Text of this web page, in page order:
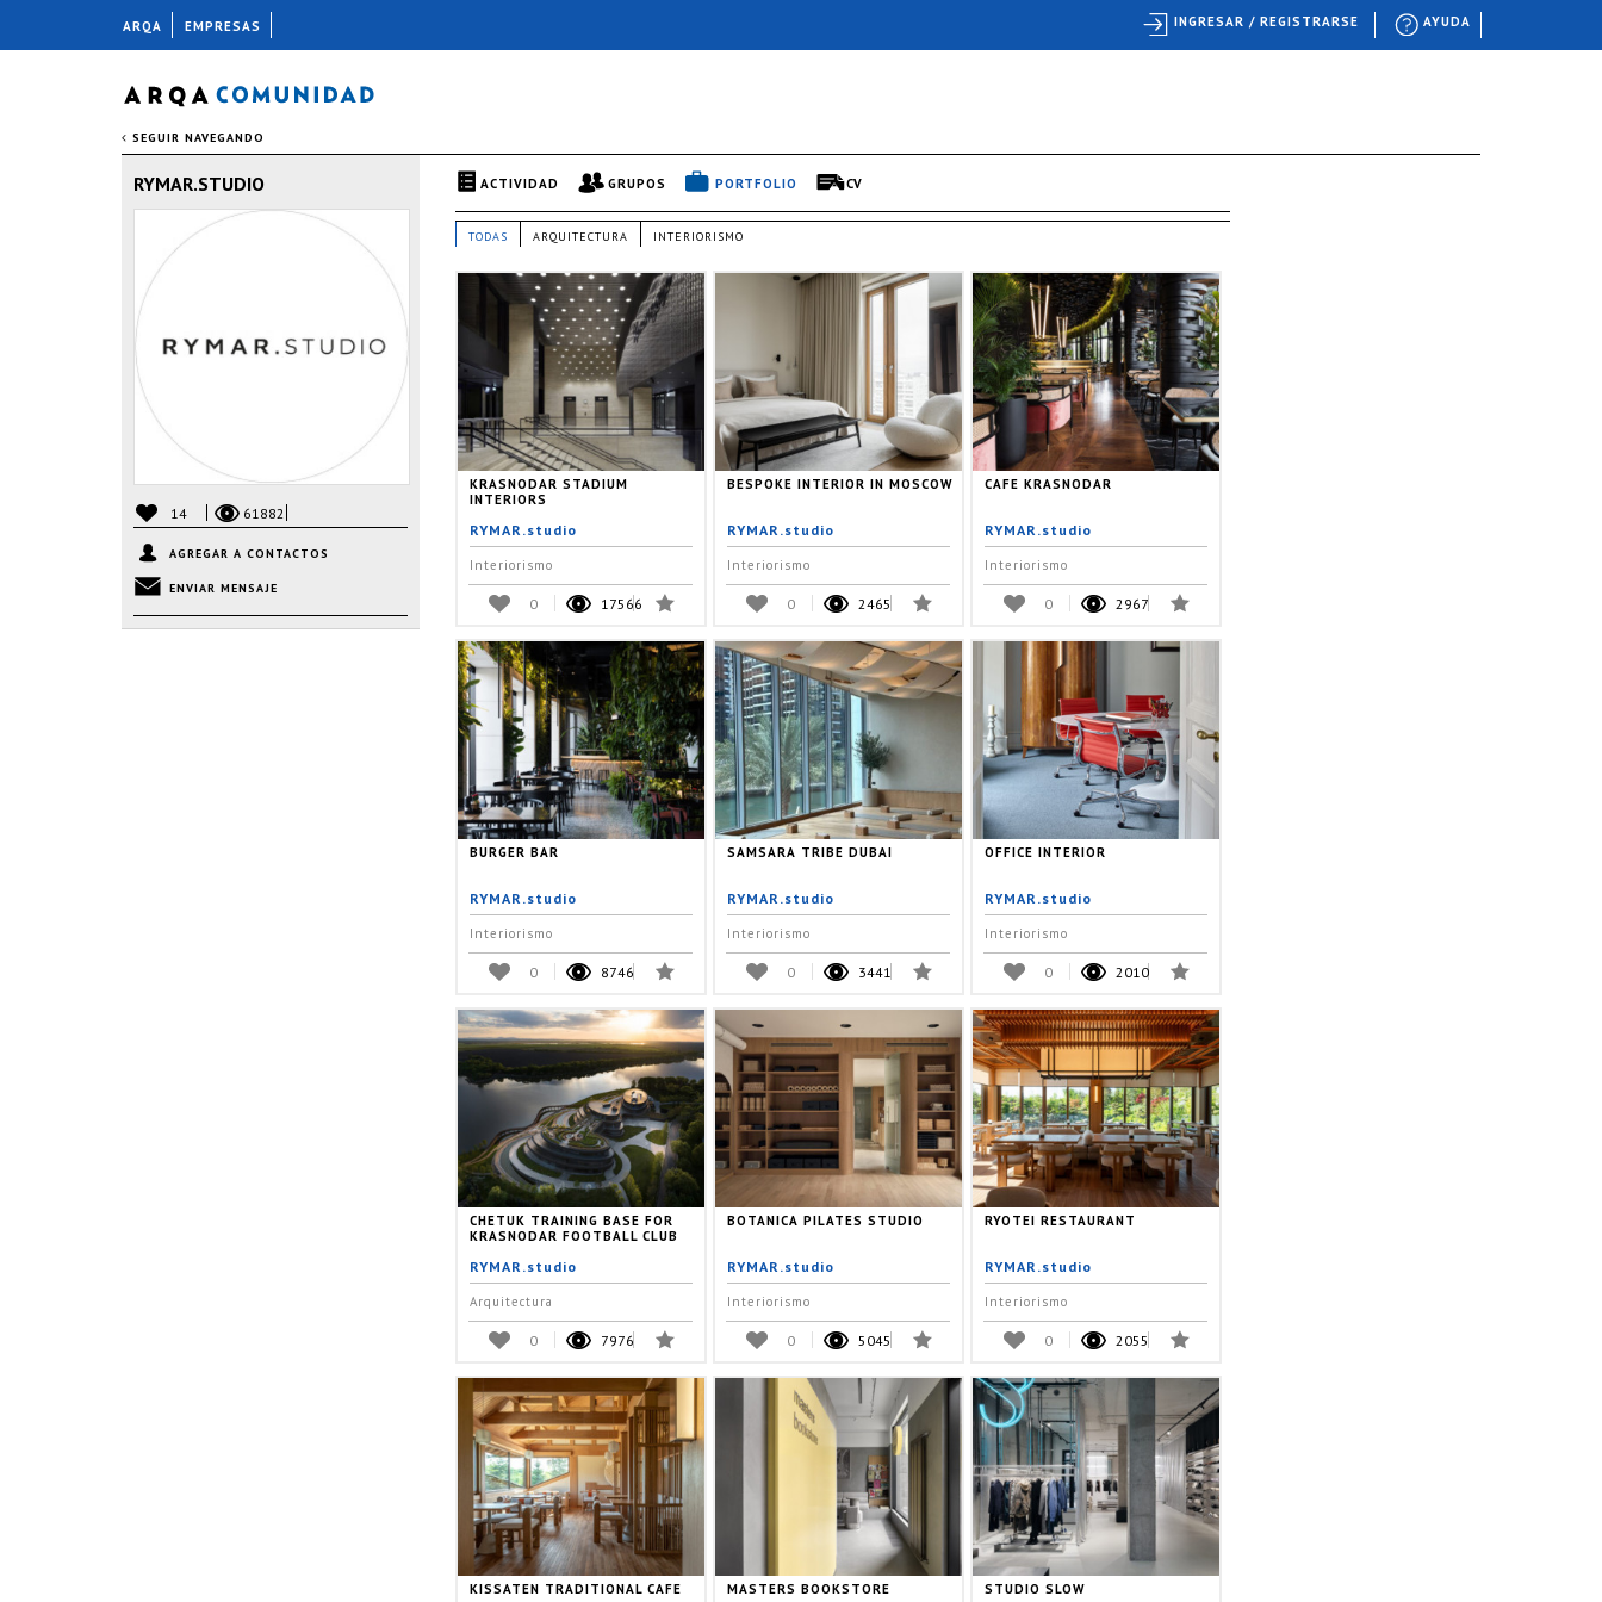
SEGUIR NAVEGANDO
RYMAR.STUDIO
14 61882
AGREGAR A CONTACTOS
ENVIAR MENSAJE
ACTIVIDAD GRUPOS PORTFOLIO CV
TODAS ARQUITECTURA INTERIORISMO
KRASNODAR STADIUM
INTERIORS
RYMAR.studio
Interiorismo
0 17566
BESPOKE INTERIOR IN MOSCOW
RYMAR.studio
Interiorismo
0 2465
CAFE KRASNODAR
RYMAR.studio
Interiorismo
0 2967
BURGER BAR
RYMAR.studio
Interiorismo
0 8746
SAMSARA TRIBE DUBAI
RYMAR.studio
Interiorismo
0 3441
OFFICE INTERIOR
RYMAR.studio
Interiorismo
0 2010
CHETUK TRAINING BASE FOR
KRASNODAR FOOTBALL CLUB
RYMAR.studio
Arquitectura
0 7976
BOTANICA PILATES STUDIO
RYMAR.studio
Interiorismo
0 5045
RYOTEI RESTAURANT
RYMAR.studio
Interiorismo
0 2055
KISSATEN TRADITIONAL CAFE MASTERS BOOKSTORE STUDIO SLOW
ARQA EMPRESAS AYUDA
INGRESAR / REGISTRARSE